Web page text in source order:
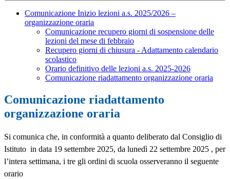
Comunicazione Inizio lezioni a.s. 2025/2026 –
organizzazione oraria
Comunicazione recupero giorni di sospensione delle
lezioni del mese di febbraio
Recupero giorni di chiusura - Adattamento calendario
scolastico
Orario definitivo delle lezioni a.s. 2025-2026
Comunicazione riadattamento organizzazione oraria
Comunicazione riadattamento
organizzazione oraria
Si comunica che, in conformità a quanto deliberato dal Consiglio di
Istituto in data 19 settembre 2025, da lunedì 22 settembre 2025 , per
l’intera settimana, i tre gli ordini di scuola osserveranno il seguente
orario